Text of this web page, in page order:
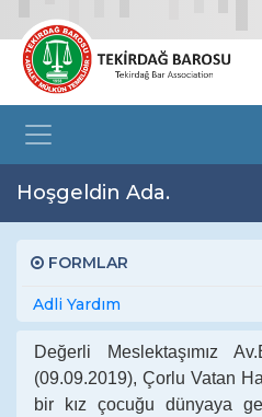
Hoşgeldin Ada.
FORMLAR
Adli Yardım
Değerli Meslektaşımız
(09.09.2019), Çorlu Vatan
bir kız çocuğu dünyaya